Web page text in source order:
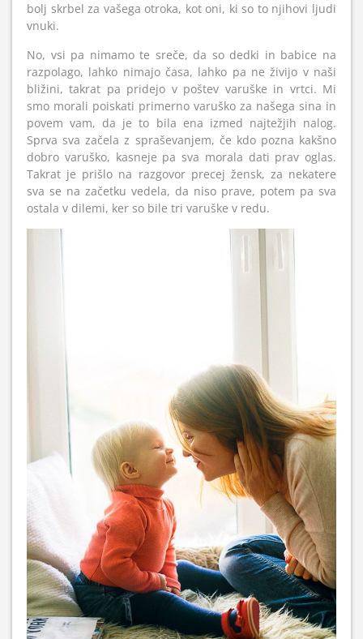
bolj skrbel za vašega otroka, kot oni, ki so to njihovi ljudi
vnuki.
No, vsi pa nimamo te sreče, da so dedki in babice na
razpolago, lahko nimajo časa, lahko pa ne živijo v naši
bližini, takrat pa pridejo v poštev varuške in vrtci. Mi
smo morali poiskati primerno varuško za našega sina in
povem vam, da je to bila ena izmed najtežjih nalog.
Sprva sva začela z spraševanjem, če kdo pozna kakšno
dobro varuško, kasneje pa sva morala dati prav oglas.
Takrat je prišlo na razgovor precej žensk, za nekatere
sva se na začetku vedela, da niso prave, potem pa sva
ostala v dilemi, ker so bile tri varuške v redu.